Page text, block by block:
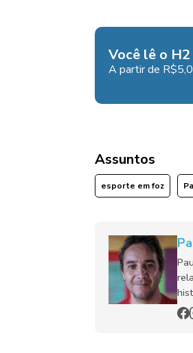
Você lê o
A partir de
Assuntos
esporte em foz